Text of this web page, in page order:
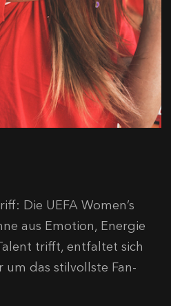
Die UEFA Women’s
aus Emotion, Energie
trifft, entfaltet sich
um das stilvollste Fan-